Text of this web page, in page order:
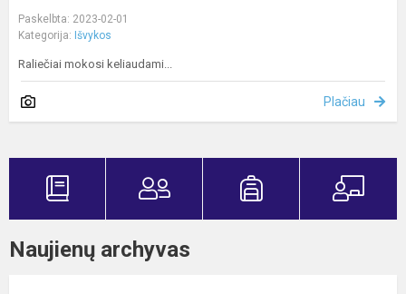
Paskelbta: 2023-02-01
Kategorija: Išvykos
Raliečiai mokosi keliaudami...
Plačiau
Naujienų archyvas